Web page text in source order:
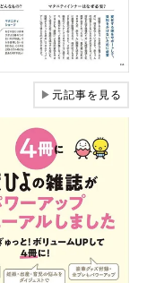
▶元記事を見る